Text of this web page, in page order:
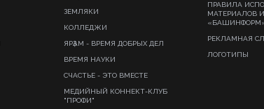
ЗЕМЛЯКИ
КОЛЛЕДЖИ
ЯРҘАМ - ВРЕМЯ ДОБРЫХ ДЕЛ
ВРЕМЯ НАУКИ
СЧАСТЬЕ - ЭТО ВМЕСТЕ
МЕДИЙНЫЙ КОННЕКТ-КЛУБ
"ПРОФИ"
ПРАВИЛА
МАТЕРИАЛОВ
РЕКЛАМНАЯ
ЛОГОТИПЫ